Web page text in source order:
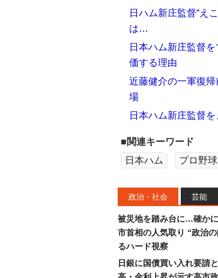
日ハム新庄監督“え
は…
日本ハム新庄監督
価する理由
近藤健介の一軍復帰
場
日本ハム新庄監督
■関連キーワード
日本ハム
プロ野球
政治・社会 芸能
被災地を踏み台に…確か
市首相の人気取り “政治
るハード視察
日銀に国債買い入れ要請